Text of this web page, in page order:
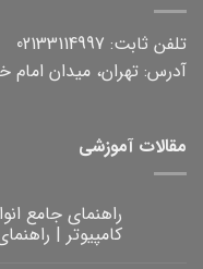
تلفن ثابت: 02133114997
آدرس: تهران، میدان امام
مقالات آموزشی
راهنمای جامع
کامپیوتر | راهنمای